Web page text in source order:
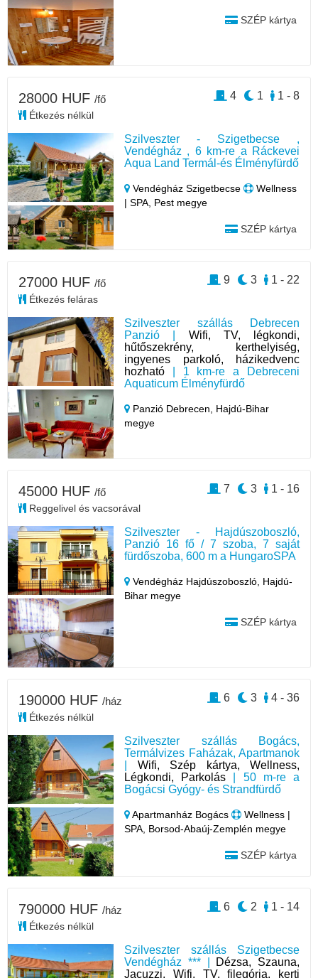
SZÉP kártya
Szilveszter - Szigetbecse ,
Vendégház , 6 km-re a Ráckevei
Aqua Land Termál-és Élményfürdő
Vendégház Szigetbecse
Wellness
| SPA, Pest megye
SZÉP kártya
28000 HUF /fő
Étkezés nélkül
1 - 8
1
4
Szilveszter szállás Debrecen
Panzió | Wifi, TV, légkondi,
hűtőszekrény, kerthelyiség,
ingyenes parkoló, házikedvenc
hozható | 1 km-re a Debreceni
Aquaticum Élményfürdő
Panzió Debrecen, Hajdú-Bihar
megye
27000 HUF /fő
Étkezés feláras
1 - 22
3
9
Szilveszter - Hajdúszoboszló,
Panzió 16 fő / 7 szoba, 7 saját
fürdőszoba, 600 m a HungaroSPA
Vendégház Hajdúszoboszló, Hajdú-
Bihar megye
SZÉP kártya
45000 HUF /fő
Reggelivel és vacsorával
1 - 16
3
7
Szilveszter szállás Bogács,
Termálvizes Faházak, Apartmanok
Wifi, Szép kártya, Wellness,
Légkondi, Parkolás | 50 m-re a
Bogácsi Gyógy- és Strandfürdő
Apartmanház Bogács
Wellness |
SPA, Borsod-Abaúj-Zemplén megye
SZÉP kártya
190000 HUF /ház
Étkezés nélkül
4 - 36
3
6
Szilveszter szállás Szigetbecse
Vendégház *** |
Dézsa, Szauna,
Jacuzzi, Wifi, TV, filegória, kerti
790000 HUF /ház
Étkezés nélkül
1 - 14
2
6